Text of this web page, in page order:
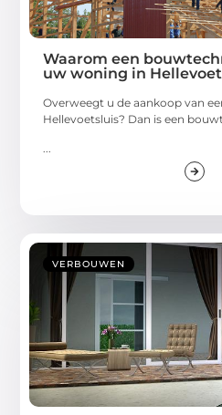
Waarom een
uw woning in
Overweegt u de aankoop van
Hellevoetsluis? Dan is een
...
VERBOUWEN